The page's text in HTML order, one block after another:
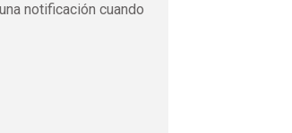
notificación cuando